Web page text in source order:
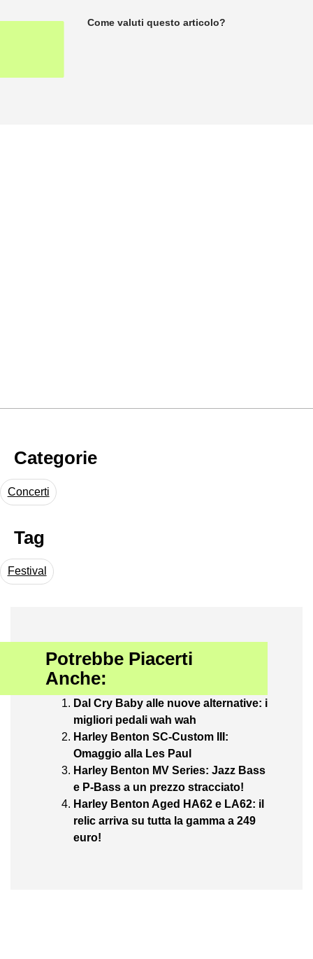
Come valuti questo articolo?
Categorie
Concerti
Tag
Festival
Potrebbe Piacerti
Anche:
Dal Cry Baby alle nuove alternative: i
migliori pedali wah wah
Harley Benton SC-Custom III:
Omaggio alla Les Paul
Harley Benton MV Series: Jazz Bass
e P-Bass a un prezzo stracciato!
Harley Benton Aged HA62 e LA62: il
relic arriva su tutta la gamma a 249
euro!